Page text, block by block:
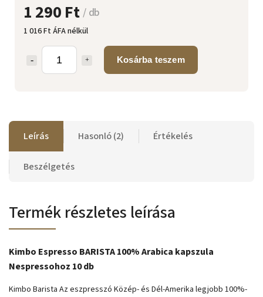
1 290 Ft/ db
1 016 Ft ÁFA nélkül
Kosárba teszem
Leírás Hasonló (2) Értékelés
Beszélgetés
Termék részletes leírása
Kimbo Espresso BARISTA 100% Arabica kapszula
Nespressohoz 10 db
Kimbo Barista Az eszpresszó Közép- és Dél-Amerika legjobb 100%-